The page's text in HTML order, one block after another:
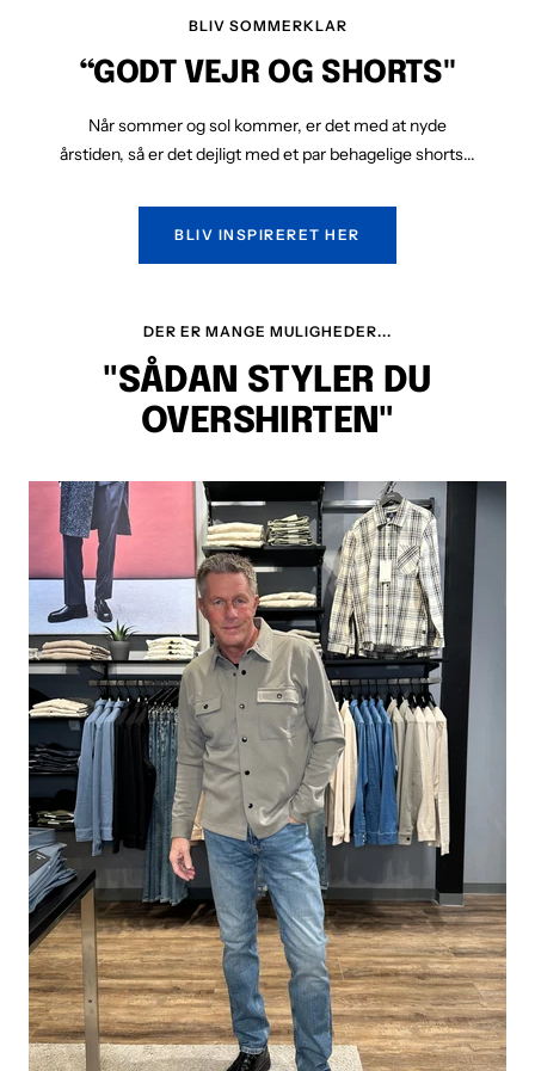
BLIV SOMMERKLAR
“GODT VEJR OG SHORTS"
Når sommer og sol kommer, er det med at nyde
årstiden, så er det dejligt med et par behagelige shorts...
BLIV INSPIRERET HER
DER ER MANGE MULIGHEDER...
"SÅDAN STYLER DU
OVERSHIRTEN"